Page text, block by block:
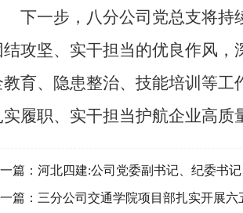
一步，八分公司党总支将持续
结攻坚、实干担当的优良作风
教育、隐患整治、技能培训等
实履职、实干担当护航企业高质
一篇： 河北四建:公司党委副书记、纪委书
工作
篇： 三分公司交通学院项目部扎实开展